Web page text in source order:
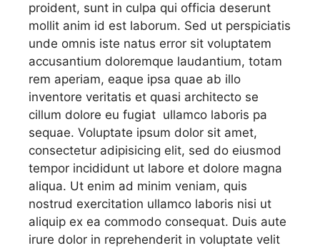
proident, sunt in culpa qui officia deserunt
mollit anim id est laborum. Sed ut perspiciatis
unde omnis iste natus error sit voluptatem
accusantium doloremque laudantium, totam
rem aperiam, eaque ipsa quae ab illo
inventore veritatis et quasi architecto se
cillum dolore eu fugiat ullamco laboris pa
sequae. Voluptate ipsum dolor sit amet,
consectetur adipisicing elit, sed do eiusmod
tempor incididunt ut labore et dolore magna
aliqua. Ut enim ad minim veniam, quis
nostrud exercitation ullamco laboris nisi ut
aliquip ex ea commodo consequat. Duis aute
irure dolor in reprehenderit in voluptate velit